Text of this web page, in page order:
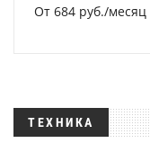
От 684 руб./месяц
ТЕХНИКА